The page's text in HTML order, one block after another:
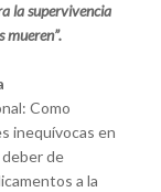
la supervivencia
mueren”.
Como
inequívocas en
de
a la